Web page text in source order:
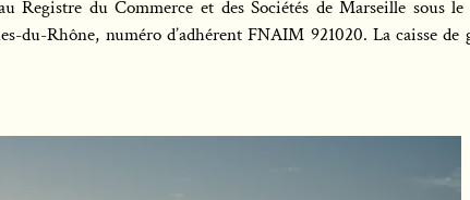
du Commerce et des Sociétés de Marseille sous
du-Rhône, numéro d’adhérent FNAIM 921020. La caisse